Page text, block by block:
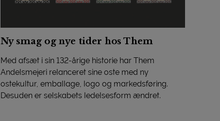
Ny smag og nye tider hos Them
Med afsæt i sin 132-årige historie har Them
Andelsmejeri relanceret sine oste med ny
ostekultur, emballage, logo og markedsføring.
Desuden er selskabets ledelsesform ændret.